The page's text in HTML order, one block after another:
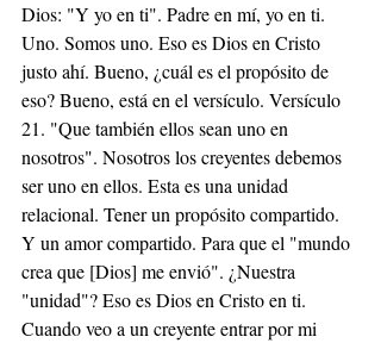
Dios: "Y yo en ti". Padre en mí, yo en ti.
Uno. Somos uno. Eso es Dios en Cristo
justo ahí. Bueno, ¿cuál es el propósito de
eso? Bueno, está en el versículo. Versículo
21. "Que también ellos sean uno en
nosotros". Nosotros los creyentes debemos
ser uno en ellos. Esta es una unidad
relacional. Tener un propósito compartido.
Y un amor compartido. Para que el "mundo
crea que [Dios] me envió". ¿Nuestra
"unidad"? Eso es Dios en Cristo en ti.
Cuando veo a un creyente entrar por mi